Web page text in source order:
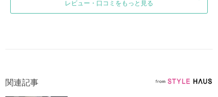
レビュー・口コミをもっと見る
関連記事